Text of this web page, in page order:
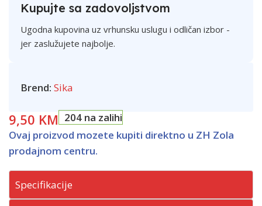
Kupujte sa zadovoljstvom
Ugodna kupovina uz vrhunsku uslugu i odličan izbor -
jer zaslužujete najbolje.
Brend: Sika
9,50 KM 204 na zalihi
Ovaj proizvod mozete kupiti direktno u ZH Zola
prodajnom centru.
Specifikacije